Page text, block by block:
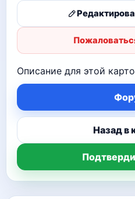
Описание для этой
Назад в